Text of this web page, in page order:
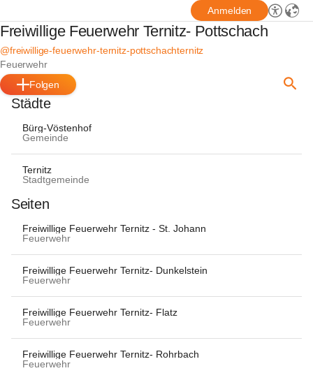
Anmelden
Freiwillige Feuerwehr Ternitz- Pottschach
@freiwillige-feuerwehr-ternitz-pottschachternitz
Feuerwehr
Folgen
Städte
Bürg-Vöstenhof
Gemeinde
Ternitz
Stadtgemeinde
Seiten
Freiwillige Feuerwehr Ternitz - St. Johann
Feuerwehr
Freiwillige Feuerwehr Ternitz- Dunkelstein
Feuerwehr
Freiwillige Feuerwehr Ternitz- Flatz
Feuerwehr
Freiwillige Feuerwehr Ternitz- Rohrbach
Feuerwehr